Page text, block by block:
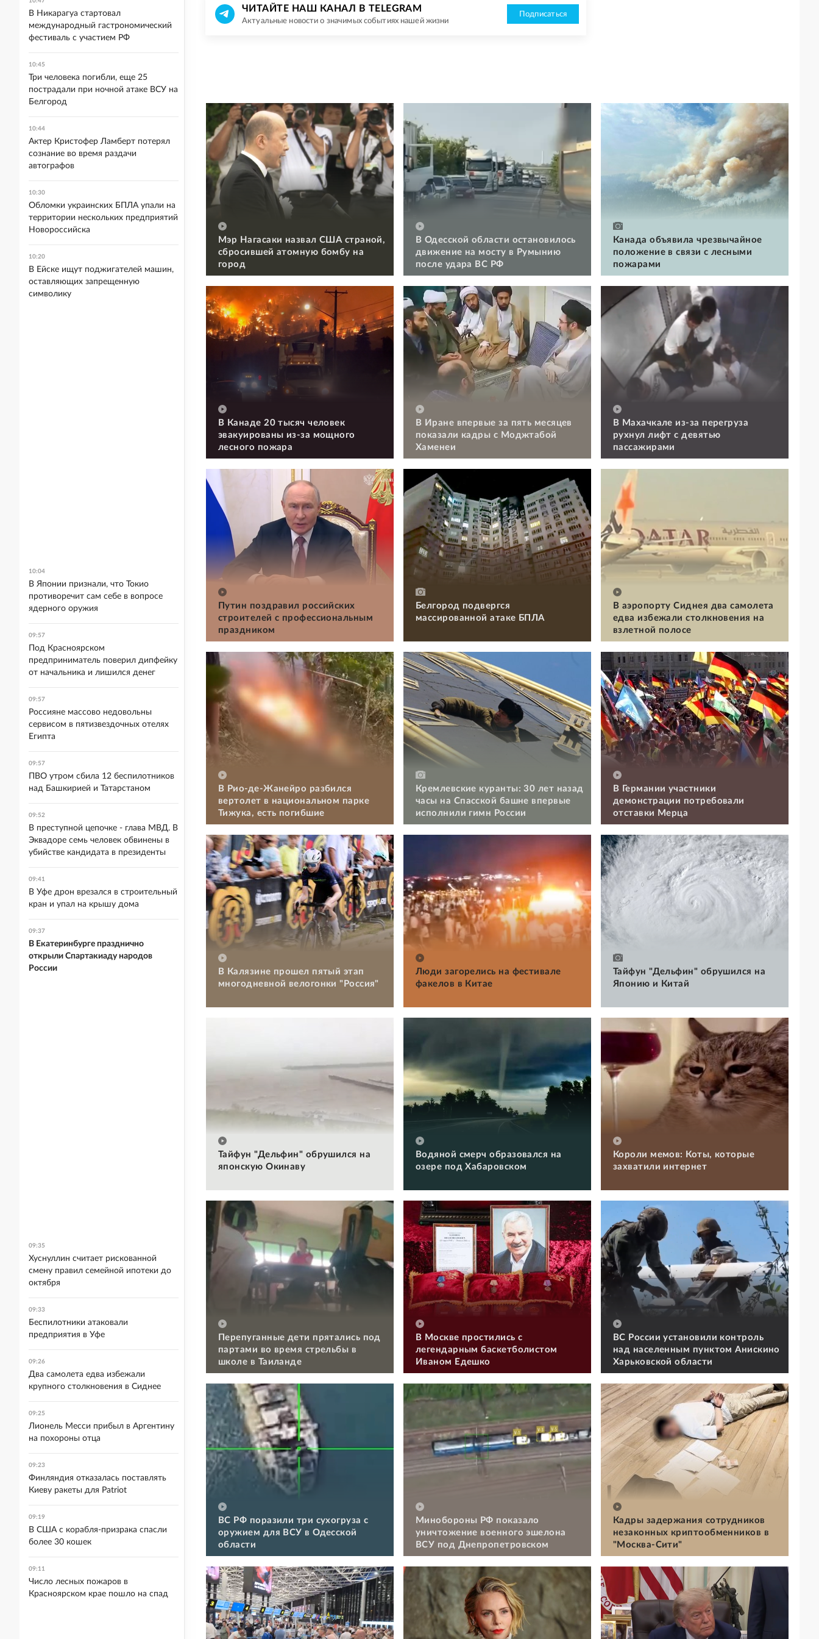
ЧИТАЙТЕ НАШ КАНАЛ В TELEGRAM
Актуальные новости о значимых событиях нашей жизни
Подписаться
Мэр Нагасаки назвал США страной,
сбросившей атомную бомбу на
город
В Одесской области остановилось
движение на мосту в Румынию
после удара ВС РФ
Канада объявила чрезвычайное
положение в связи с лесными
пожарами
В Канаде 20 тысяч человек
эвакуированы из-за мощного
лесного пожара
В Иране впервые за пять месяцев
показали кадры с Моджтабой
Хаменеи
В Махачкале из-за перегруза
рухнул лифт с девятью
пассажирами
Путин поздравил российских
строителей с профессиональным
праздником
Белгород подвергся
массированной атаке БПЛА
В аэропорту Сиднея два самолета
едва избежали столкновения на
взлетной полосе
В Рио-де-Жанейро разбился
вертолет в национальном парке
Тижука, есть погибшие
Кремлевские куранты: 30 лет назад
часы на Спасской башне впервые
исполнили гимн России
В Германии участники
демонстрации потребовали
отставки Мерца
В Калязине прошел пятый этап
многодневной велогонки "Россия"
Люди загорелись на фестивале
факелов в Китае
Тайфун "Дельфин" обрушился на
Японию и Китай
Тайфун "Дельфин" обрушился на
японскую Окинаву
Водяной смерч образовался на
озере под Хабаровском
Короли мемов: Коты, которые
захватили интернет
Перепуганные дети прятались под
партами во время стрельбы в
школе в Таиланде
В Москве простились с
легендарным баскетболистом
Иваном Едешко
ВС России установили контроль
над населенным пунктом Анискино
Харьковской области
ВС РФ поразили три сухогруза с
оружием для ВСУ в Одесской
области
Минобороны РФ показало
уничтожение военного эшелона
ВСУ под Днепропетровском
Кадры задержания сотрудников
незаконных криптообменников в
"Москва-Сити"
В Никарагуа стартовал
международный гастрономический
фестиваль с участием РФ
10:45
Три человека погибли, еще 25
пострадали при ночной атаке ВСУ на
Белгород
10:44
Актер Кристофер Ламберт потерял
сознание во время раздачи
автографов
10:30
Обломки украинских БПЛА упали на
территории нескольких предприятий
Новороссийска
10:20
В Ейске ищут поджигателей машин,
оставляющих запрещенную
символику
10:04
В Японии признали, что Токио
противоречит сам себе в вопросе
ядерного оружия
09:57
Под Красноярском
предприниматель поверил дипфейку
от начальника и лишился денег
09:57
Россияне массово недовольны
сервисом в пятизвездочных отелях
Египта
09:57
ПВО утром сбила 12 беспилотников
над Башкирией и Татарстаном
09:52
В преступной цепочке - глава МВД. В
Эквадоре семь человек обвинены в
убийстве кандидата в президенты
09:41
В Уфе дрон врезался в строительный
кран и упал на крышу дома
09:37
В Екатеринбурге празднично
открыли Спартакиаду народов
России
09:35
Хуснуллин считает рискованной
смену правил семейной ипотеки до
октября
09:33
Беспилотники атаковали
предприятия в Уфе
09:26
Два самолета едва избежали
крупного столкновения в Сиднее
09:25
Лионель Месси прибыл в Аргентину
на похороны отца
09:23
Финляндия отказалась поставлять
Киеву ракеты для Patriot
09:19
В США с корабля-призрака спасли
более 30 кошек
09:11
Число лесных пожаров в
Красноярском крае пошло на спад